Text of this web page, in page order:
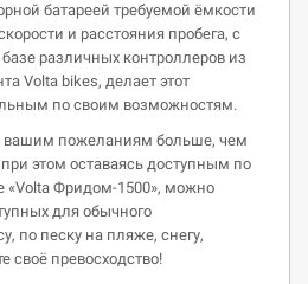
батареей требуемой ёмкости
и расстояния пробега, с
различных контроллеров из
Volta bikes, делает этот
по своим возможностям.
вашим пожеланиям больше, чем
этом оставаясь доступным по
«Volta Фридом-1500», можно
для обычного
по песку на пляже, снегу,
своё превосходство!